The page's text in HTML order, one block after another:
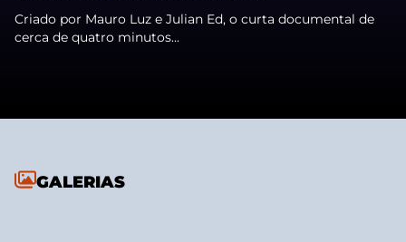
Criado por Mauro Luz e Julian Ed, o curta documental de
cerca de quatro minutos...
GALERIAS